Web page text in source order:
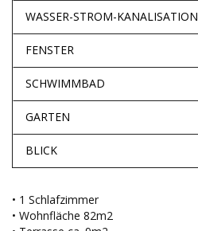
WASSER-STROM-KANALISATION
FENSTER
SCHWIMMBAD
GARTEN
BLICK
• 1 Schlafzimmer
• Wohnfläche 82m2